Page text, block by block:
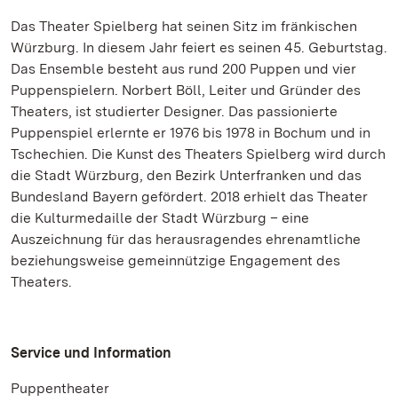
Das Theater Spielberg hat seinen Sitz im fränkischen
Würzburg. In diesem Jahr feiert es seinen 45. Geburtstag.
Das Ensemble besteht aus rund 200 Puppen und vier
Puppenspielern. Norbert Böll, Leiter und Gründer des
Theaters, ist studierter Designer. Das passionierte
Puppenspiel erlernte er 1976 bis 1978 in Bochum und in
Tschechien. Die Kunst des Theaters Spielberg wird durch
die Stadt Würzburg, den Bezirk Unterfranken und das
Bundesland Bayern gefördert. 2018 erhielt das Theater
die Kulturmedaille der Stadt Würzburg – eine
Auszeichnung für das herausragendes ehrenamtliche
beziehungsweise gemeinnützige Engagement des
Theaters.
Service und Information
Puppentheater